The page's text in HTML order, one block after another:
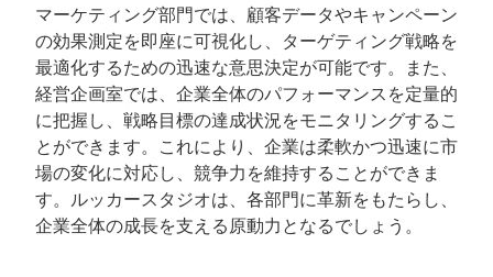
マーケティング部門では、顧客データやキャンペーン
の効果測定を即座に可視化し、ターゲティング戦略を
最適化するための迅速な意思決定が可能です。また、
経営企画室では、企業全体のパフォーマンスを定量的
に把握し、戦略目標の達成状況をモニタリングするこ
とができます。これにより、企業は柔軟かつ迅速に市
場の変化に対応し、競争力を維持することができま
す。ルッカースタジオは、各部門に革新をもたらし、
企業全体の成長を支える原動力となるでしょう。